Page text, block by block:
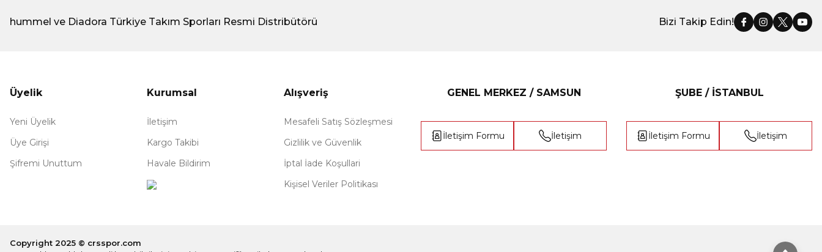
hummel ve Diadora Türkiye Takım Sporları Resmi Distribütörü Bizi Takip Edin!
Üyelik
Yeni Üyelik
Üye Girişi
Şifremi Unuttum
Kurumsal
İletişim
Kargo Takibi
Havale Bildirim
Alışveriş
Mesafeli Satış Sözleşmesi
Gizlilik ve Güvenlik
İptal İade Koşullari
Kişisel Veriler Politikası
GENEL MERKEZ / SAMSUN
İletişim Formu İletişim
ŞUBE / İSTANBUL
İletişim Formu İletişim
Copyright 2025 © crsspor.com